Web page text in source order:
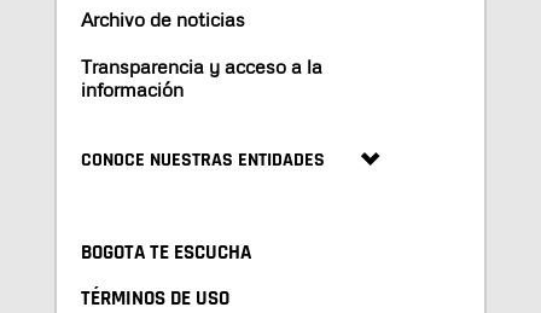
Archivo de noticias
Transparencia y acceso a la
información
CONOCE NUESTRAS ENTIDADES
BOGOTA TE ESCUCHA
TÉRMINOS DE USO